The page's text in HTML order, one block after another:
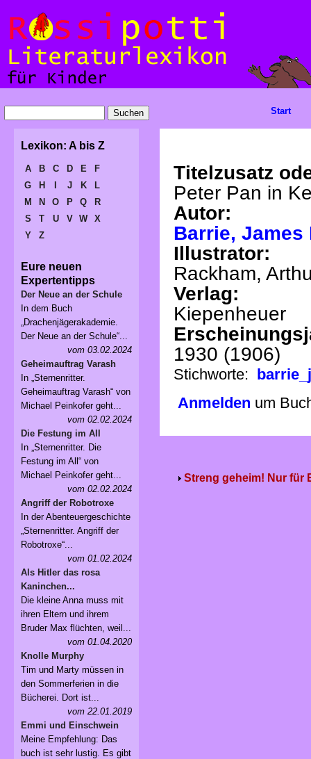
Titelzusatz
Peter Pan in
Autor:
Barrie, James
Illustrator:
Rackham,
Verlag:
Kiepenheuer
1930 (1906)
Stichworte:
Anmelden um
Streng geheim! Nur für
Start
Lexikon: A bis Z
A B C D E
F
G
H J K
L
M
N O P Q
R
S
T U V W
X
Y
Z
Eure neuen
Expertentipps
Der Neue an der Schule
In dem Buch
„Drachenjägerakademie.
Der Neue an der Schule“...
vom 03.02.2024
Geheimauftrag Varash
In „Sternenritter.
Geheimauftrag Varash“ von
Michael Peinkofer geht...
vom 02.02.2024
Die Festung im All
In „Sternenritter. Die
Festung im All“ von
Michael Peinkofer geht...
vom 02.02.2024
Angriff der Robotroxe
In der Abenteuergeschichte
„Sternenritter. Angriff der
Robotroxe“...
vom 01.02.2024
Als Hitler das rosa
Kaninchen...
Die kleine Anna muss mit
ihren Eltern und ihrem
Bruder Max flüchten, weil...
vom 01.04.2020
Knolle Murphy
Tim und Marty müssen in
den Sommerferien in die
Bücherei. Dort ist...
vom 22.01.2019
Emmi und Einschwein
Meine Empfehlung: Das
buch ist sehr lustig. Es gibt